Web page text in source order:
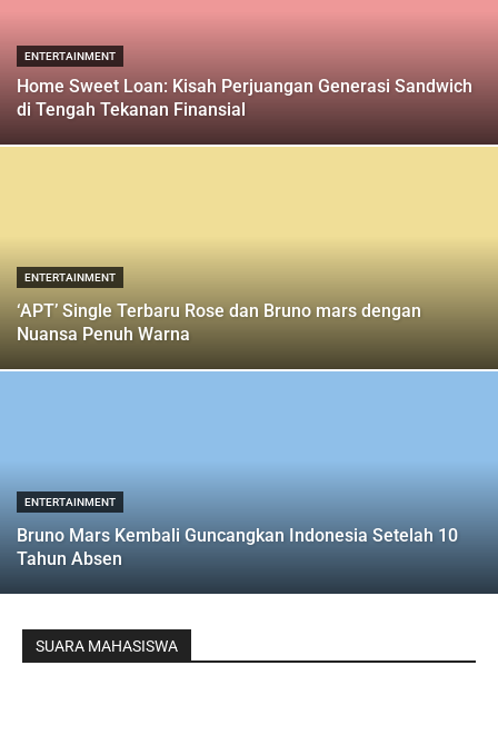
ENTERTAINMENT
Home Sweet Loan: Kisah Perjuangan Generasi Sandwich
di Tengah Tekanan Finansial
ENTERTAINMENT
‘APT’ Single Terbaru Rose dan Bruno mars dengan
Nuansa Penuh Warna
ENTERTAINMENT
Bruno Mars Kembali Guncangkan Indonesia Setelah 10
Tahun Absen
SUARA MAHASISWA